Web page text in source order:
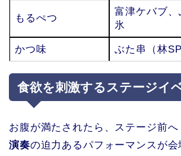
もるぺつ
富津ケバブ、
氷
かつ味 ぶた串（林
食欲を刺激するステージイ
お腹が満たされたら、ステージ前へ
演奏の迫力あるパフォーマンスが会